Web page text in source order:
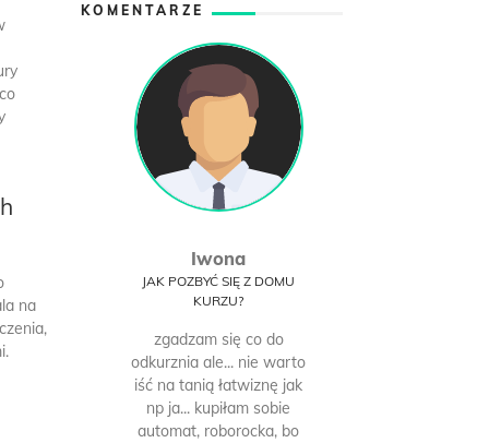
na
KOMENTARZE
Iwona
JAK POZBYĆ SIĘ Z DOMU
KURZU?
zgadzam się co do
odkurznia ale... nie warto
iść na tanią łatwiznę jak
np ja... kupiłam sobie
automat, roborocka, bo